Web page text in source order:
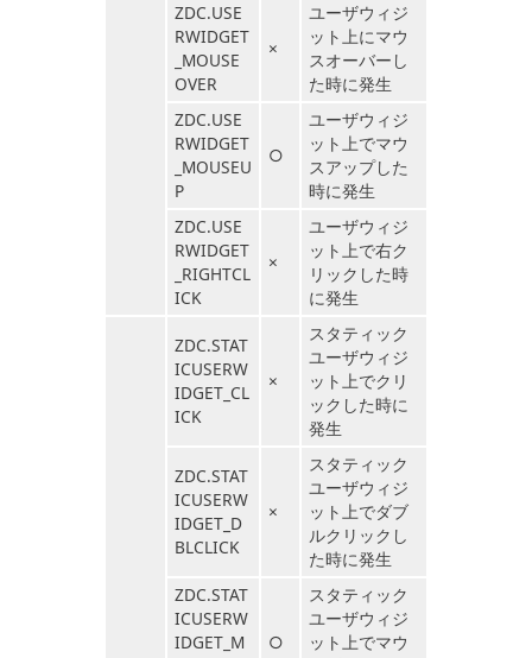
ZDC.USE
RWIDGET
_MOUSE
OVER
×
ユーザウィジ
ット上にマウ
スオーバーし
た時に発生
ZDC.USE
RWIDGET
_MOUSEU
P
○
ユーザウィジ
ット上でマウ
スアップした
時に発生
ZDC.USE
RWIDGET
_RIGHTCL
ICK
×
ユーザウィジ
ット上で右ク
リックした時
に発生
ZDC.STAT
ICUSERW
IDGET_CL
ICK
×
スタティック
ユーザウィジ
ット上でクリ
ックした時に
発生
ZDC.STAT
ICUSERW
IDGET_D
BLCLICK
×
スタティック
ユーザウィジ
ット上でダブ
ルクリックし
た時に発生
ZDC.STAT
ICUSERW
IDGET_M
○
スタティック
ユーザウィジ
ット上でマウ